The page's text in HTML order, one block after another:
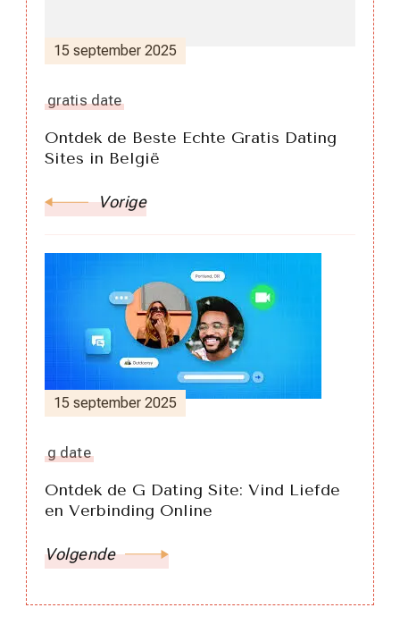
15 september 2025
gratis date
Ontdek de Beste Echte Gratis Dating
Sites in België
Vorige
15 september 2025
g date
Ontdek de G Dating Site: Vind Liefde
en Verbinding Online
Volgende